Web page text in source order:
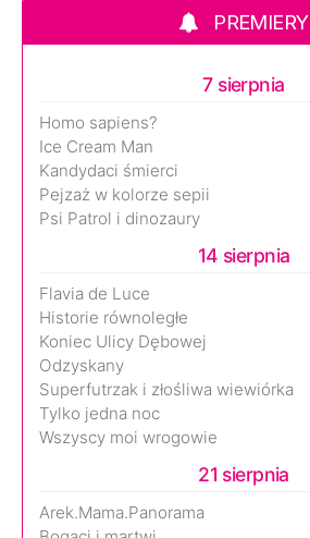
PREMIERY
7 sierpnia
Homo sapiens?
Ice Cream Man
Kandydaci śmierci
Pejzaż w kolorze sepii
Psi Patrol i dinozaury
14 sierpnia
Flavia de Luce
Historie równoległe
Koniec Ulicy Dębowej
Odzyskany
Superfutrzak i złośliwa wiewiórka
Tylko jedna noc
Wszyscy moi wrogowie
21 sierpnia
Arek.Mama.Panorama